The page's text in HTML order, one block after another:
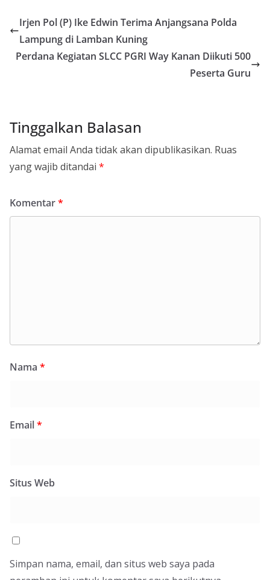
Irjen Pol (P) Ike Edwin Terima Anjangsana Polda
Lampung di Lamban Kuning
Perdana Kegiatan SLCC PGRI Way Kanan Diikuti 500
Peserta Guru
Tinggalkan Balasan
Alamat email Anda tidak akan dipublikasikan. Ruas
yang wajib ditandai *
Komentar*
Nama *
Email*
Situs Web
Simpan nama, email, dan situs web saya pada